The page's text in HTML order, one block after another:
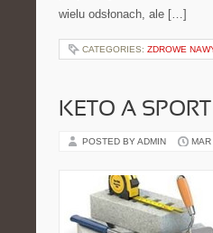
wielu odsłonach, ale […]
CATEGORIES: ZDROWE
KETO A
POSTED BY ADMIN